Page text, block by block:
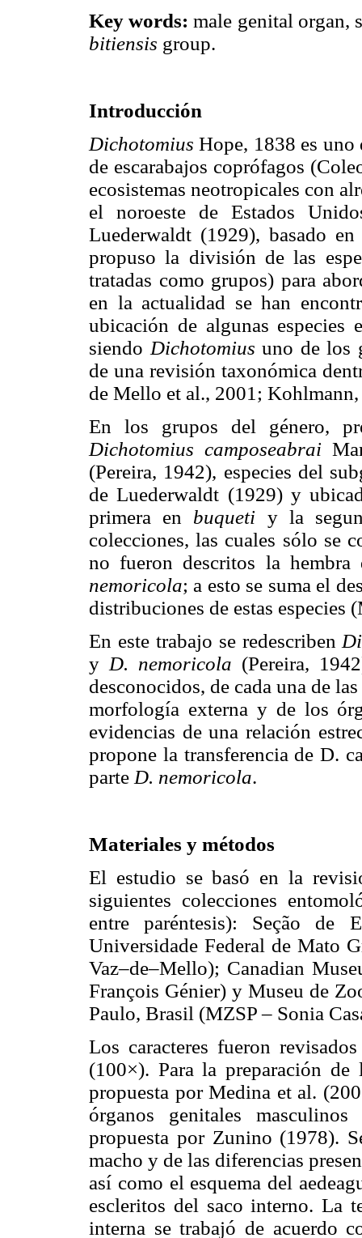
Key words: male genital organ,
bitiensis group.
Introducción
Dichotomius Hope, 1838 es uno
de escarabajos coprófagos
ecosistemas neotropicales con
el noroeste de Estados
Luederwaldt (1929), basado
propuso la división de las
tratadas como grupos) para
en la actualidad se han
ubicación de algunas especies
siendo Dichotomius uno de los
de una revisión taxonómica
de Mello et al., 2001;
En los grupos del género,
Dichotomius camposeabrai
(Pereira, 1942), especies del
de Luederwaldt (1929) y
primera en buqueti y la
colecciones, las cuales sólo se
no fueron descritos la
nemoricola; a esto se suma el
distribuciones de estas especies
En este trabajo se redescriben
y D. nemoricola (Pereira,
desconocidos, de cada una de
morfología externa y de los
evidencias de una relación
propone la transferencia de D.
parte D. nemoricola.
Materiales y métodos
El estudio se basó en la
siguientes colecciones
entre paréntesis): Seção de
Universidade Federal de Mato
Vaz–de–Mello); Canadian
François Génier) y Museu de
Paulo, Brasil (MZSP – Sonia
Los caracteres fueron
(100×). Para la preparación
propuesta por Medina et al.
órganos genitales masculinos
propuesta por Zunino (1978).
macho y de las diferencias
así como el esquema del
escleritos del saco interno. La
interna se trabajó de acuerdo